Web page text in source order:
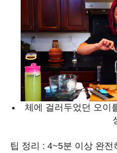
SEARCH...
Climate
Energy
Food
체에 걸러두었던 오이
팁 정리 : 4~5분 이상 완